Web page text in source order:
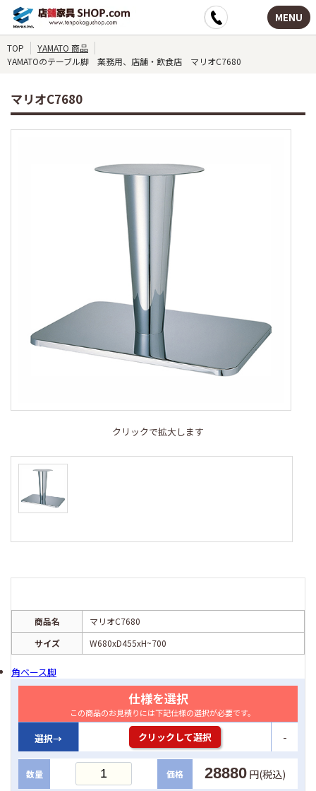
MENU
TOP
YAMATO 商品
YAMATOのテーブル脚 業務用、店舗・飲食店 マリオC7680
マリオC7680
クリックで拡大します
商品名
マリオC7680
サイズ
W680xD455xH~700
角ベース脚
仕様を選択
この商品のお見積りには下記仕様の選択が必要です。
選択→ クリックして選択 -
数量 価格 28880 円(税込)